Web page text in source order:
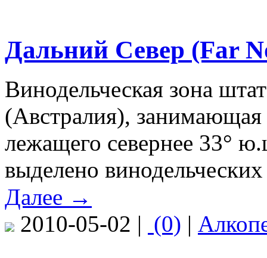
Дальний Север (Far
Винодельческая зона
(Австралия), занимающая
лежащего севернее 33°
выделено
Далее →
2010-05-02 | (0) |